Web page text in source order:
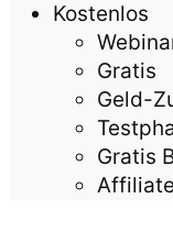
Kostenlos
Gratis
Geld-
Gratis